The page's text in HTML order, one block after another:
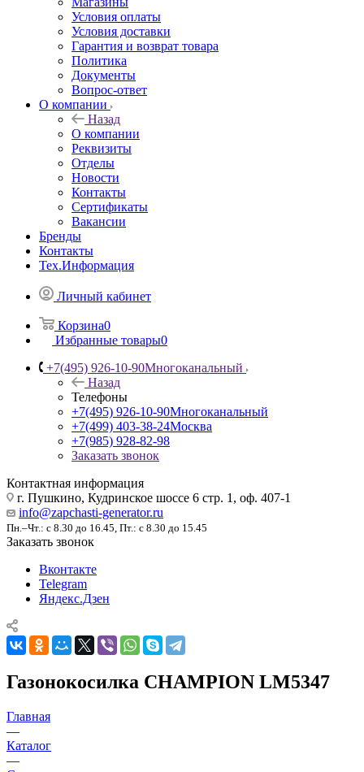
Условия оплаты
Условия доставки
Гарантия и возврат товара
Политика
Документы
Вопрос-ответ
О компании
Назад
О компании
Реквизиты
Отделы
Новости
Контакты
Сертификаты
Вакансии
Бренды
Контакты
Тех.Информация
Личный кабинет
Корзина0
Избранные товары0
+7(495) 926-10-90Многоканальный
Назад
Телефоны
+7(495) 926-10-90Многоканальный
+7(499) 403-38-24Москва
+7(985) 928-82-98
Заказать звонок
Контактная информация
г. Пушкино, Кудринское шоссе 6 стр. 1, оф. 407-1
info@zapchasti-generator.ru
Пн.–Чт.: с 8.30 до 16.45, Пт.: с 8.30 до 15.45
Заказать звонок
Вконтакте
Telegram
Яндекс.Дзен
Газонокосилка CHAMPION LM5347
Главная
—
Каталог
—